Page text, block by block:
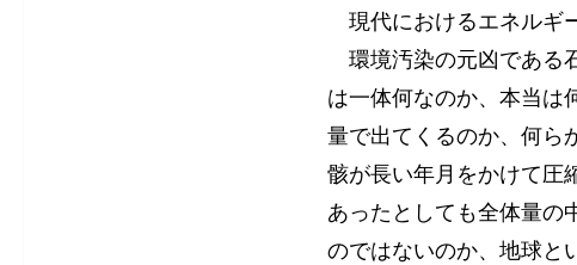
現代におけるエネルギ
環境汚染の元凶である
は一体何なのか、本当は
量で出てくるのか、何ら
骸が長い年月をかけて圧
あったとしても全体量の
のではないのか、地球と